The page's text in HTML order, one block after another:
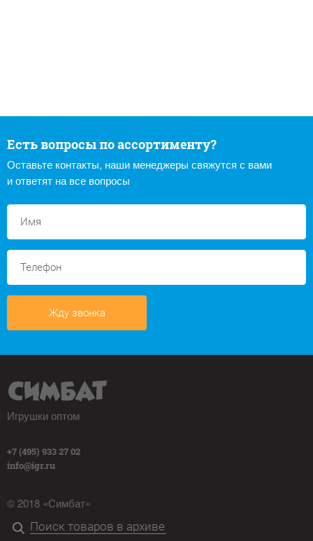
Есть вопросы по ассортименту?
Оставьте контакты, наши менеджеры свяжутся с вами
и ответят на все вопросы
Жду звонка
Игрушки оптом
+7 (495) 933 27 02
info@igr.ru
© 2018 «Симбат»